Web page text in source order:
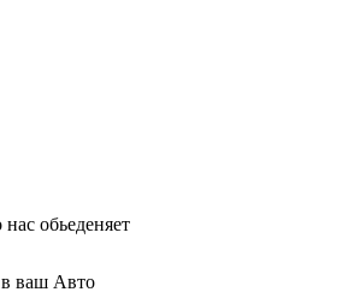
обьеденяет
ваш Авто